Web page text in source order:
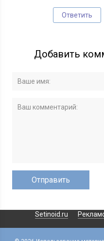
Ответить
Добавить
Setinoid.ru